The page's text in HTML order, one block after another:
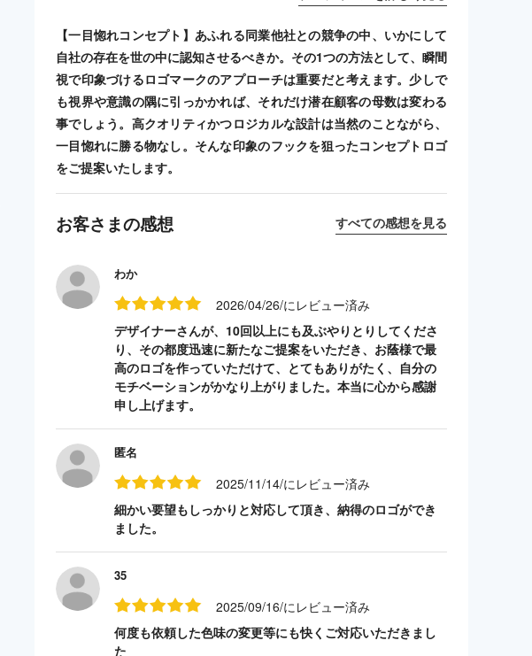
【一目惚れコンセプト】あふれる同業他社との競争の中、いかにして
自社の存在を世の中に認知させるべきか。その1つの方法として、瞬間
視で印象づけるロゴマークのアプローチは重要だと考えます。少しで
も視界や意識の隅に引っかかれば、それだけ潜在顧客の母数は変わる
事でしょう。高クオリティかつロジカルな設計は当然のことながら、
一目惚れに勝る物なし。そんな印象のフックを狙ったコンセプトロゴ
をご提案いたします。
お客さまの感想 すべての感想を見る
わか
2026/04/26/にレビュー済み
デザイナーさんが、10回以上にも及ぶやりとりしてくださ
り、その都度迅速に新たなご提案をいただき、お蔭様で最
高のロゴを作っていただけて、とてもありがたく、自分の
モチベーションがかなり上がりました。本当に心から感謝
申し上げます。
匿名
2025/11/14/にレビュー済み
細かい要望もしっかりと対応して頂き、納得のロゴができ
ました。
35
2025/09/16/にレビュー済み
何度も依頼した色味の変更等にも快くご対応いただきまし
た